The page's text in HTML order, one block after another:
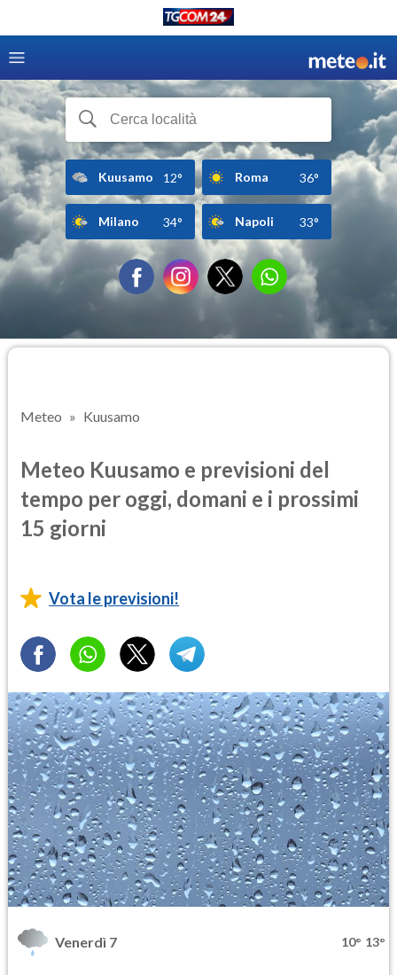
Kuusamo 12° Roma 36°
Milano 34° Napoli 33°
Meteo Kuusamo
Meteo Kuusamo e previsioni del
tempo per oggi, domani e i prossimi
15 giorni
Vota le previsioni!
Venerdì 7 10° 13°